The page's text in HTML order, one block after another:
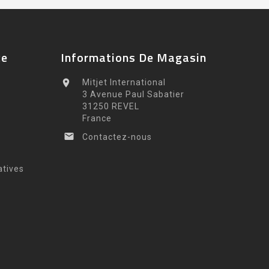
Informations De Magasin

Mitjet International
3 Avenue Paul Sabatier
31250 REVEL
France
 Contactez-nous